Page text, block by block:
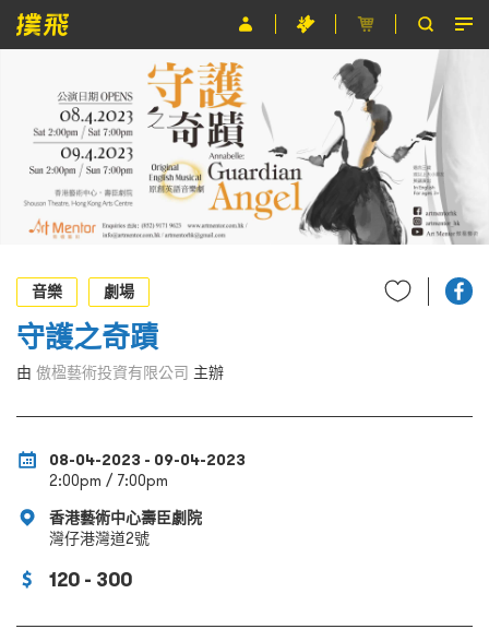
主辦單位
關於撲飛
條款及細則
EN
音樂
劇場
守護之奇蹟
由 傲楹藝術投資有限公司 主辦
08-04-2023 - 09-04-2023
2:00pm / 7:00pm
香港藝術中心壽臣劇院
灣仔港灣道2號
120 - 300